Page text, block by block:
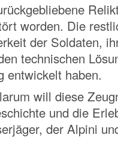
worden. Die
der Soldaten,
technischen
entwickelt haben.
will diese
und die
der Alpini